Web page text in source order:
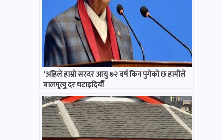
‘अहिले हाम्रो सरदर आयु ७२ वर्ष किन पुगेको छ हामीले
बालमृत्यु दर घटाइदियौँ